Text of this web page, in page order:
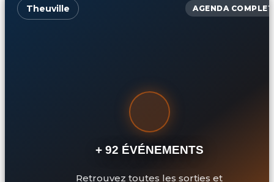
Theuville AGENDA COMPLET
+ 92 ÉVÉNEMENTS
Retrouvez toutes les sorties et